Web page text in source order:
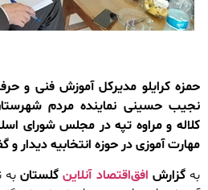
حمزه کرایلو مدیرکل آموزش فنی و
نجیب حسینی نماینده مردم
کلاله و مراوه تپه در مجلس شورای
مهارت آموزی در حوزه انتخابیه دیدار و
به گزارش افق‌اقتصاد آنلاینگلستانبه